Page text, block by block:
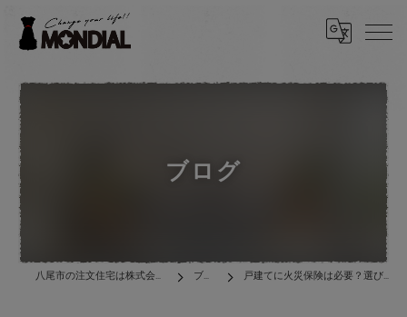
ブログ
八尾市の注文住宅は株式会社MONDIAL ブログ 戸建てに火災保険は必要？選び方のポイント